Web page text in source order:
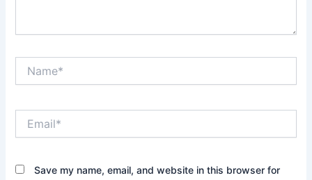
Save my name, email, and website in this browser for